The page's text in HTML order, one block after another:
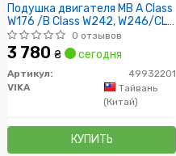
Подушка двигателя MB A Class
W176 /B Class W242, W246/CLA
C117, X117 /GLA X156 (
0 отзывов
3 780 ₴ сегодня
Артикул:
49932201
VIKA
Тайвань
(Китай)
КУПИТЬ